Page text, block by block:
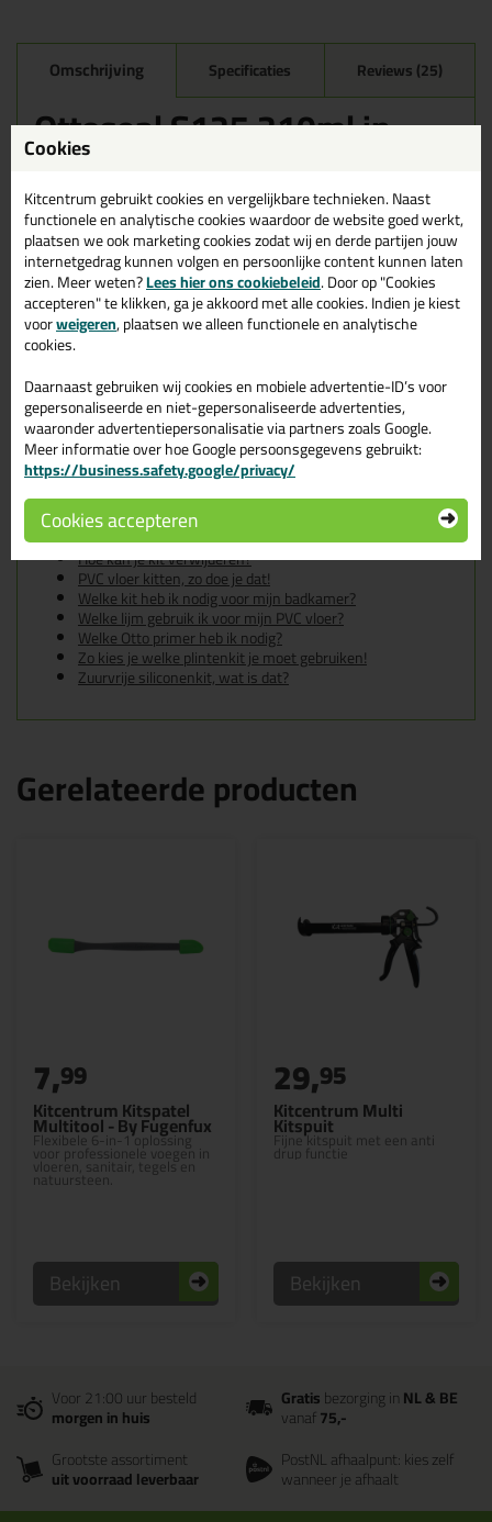
Omschrijving Specificaties Reviews (25)
Ottoseal S125 310ml in
Aluminium C14
Ottoseal S125 310ml in de kleur Aluminium C14 is te gebruiken
voor verschillende toepassingen. Een duurzame en veelzijdige kit
welke makkelijk te verwerken is. Perfect als je een bijpassende
kleur zoekt met gegarandeerd een topresultaat. Bestel de
Ottoseal S125 310ml in kleur Aluminium C14 vandaag nog! Op
voorraad en op werkdagen besteld = morgen in huis.
Wil je meer weten over de toepassing en kenmerken van dit
Tips & tricks voor Ottoseal S125
310ml
In de volgende blogs wordt dit product gebruikt:
De badkamer kitten? Lees hier hoe!
Gietvloer kitten, zo doe je dat!
Hoe kan je een (kunststof) binnenkozijn afkitten?
Hoe kan je kit verwijderen?
PVC vloer kitten, zo doe je dat!
Welke kit heb ik nodig voor mijn badkamer?
Welke lijm gebruik ik voor mijn PVC vloer?
Welke Otto primer heb ik nodig?
Zo kies je welke plintenkit je moet gebruiken!
Zuurvrije siliconenkit, wat is dat?
Gerelateerde producten
Kitcentrum Kitspatel
Multitool - By Fugenfux
Flexibele 6-in-1 oplossing
voor professionele voegen in
vloeren, sanitair, tegels en
natuursteen.
7,99
Bekijken
Kitcentrum Multi
Kitspuit
Fijne kitspuit met een anti
drup functie
29,95
Bekijken
Voor 21:00 uur besteld
morgen in huis
Gratisbezorging inNL & BE
vanaf75,-
Grootste assortiment
uit voorraad leverbaar
PostNL afhaalpunt: kies zelf
wanneer je afhaalt
Cookies
Kitcentrum gebruikt cookies en vergelijkbare technieken. Naast
functionele en analytische cookies waardoor de website goed werkt,
plaatsen we ook marketing cookies zodat wij en derde partijen jouw
internetgedrag kunnen volgen en persoonlijke content kunnen laten
zien. Meer weten?Lees hier ons cookiebeleid. Door op "Cookies
accepteren" te klikken, ga je akkoord met alle cookies. Indien je kiest
voorweigeren, plaatsen we alleen functionele en analytische
cookies.
Daarnaast gebruiken wij cookies en mobiele advertentie-ID’s voor
gepersonaliseerde en niet-gepersonaliseerde advertenties,
waaronder advertentiepersonalisatie via partners zoals Google.
Meer informatie over hoe Google persoonsgegevens gebruikt:
https://business.safety.google/privacy/
Cookies accepteren